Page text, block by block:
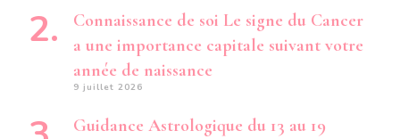
Connaissance de soi Le signe du Cancer
a une importance capitale suivant votre
année de naissance
9 juillet 2026
Guidance Astrologique du 13 au 19